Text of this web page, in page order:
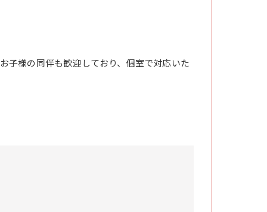
子様の同伴も歓迎しており、個室で対応いた